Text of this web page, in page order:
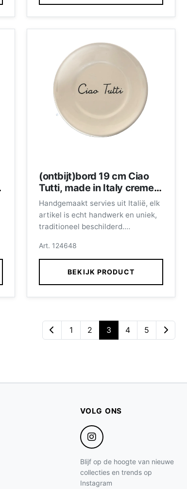
(ontbijt)bord 19 cm Ciao
Tutti, made in Italy creme
met zwarte letters
Handgemaakt servies uit Italië, elk
artikel is echt handwerk en uniek,
traditioneel beschilderd.
Afmeting bord 19 cm.
Art. 124648
BEKIJK PRODUCT
1 2 3 4 5
VOLG ONS
Blijf op de hoogte van nieuwe
collecties en trends op
Instagram